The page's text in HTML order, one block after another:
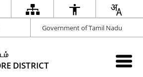
Government of Tamil Nadu
DISTRICT